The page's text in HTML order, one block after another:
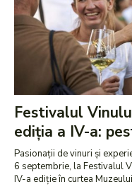
Festivalul
ediția a IV-a:
Pasionații de vinuri și
6 septembrie, la Festivalul
IV-a ediție în curtea